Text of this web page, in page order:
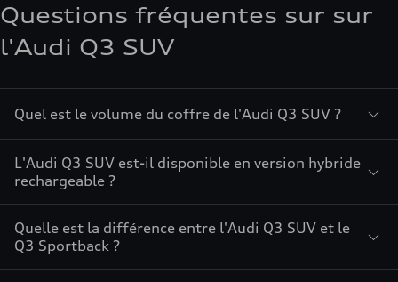
Questions fréquentes sur sur
l'Audi Q3 SUV
Quel est le volume du coffre de l'Audi Q3 SUV ?
L'Audi Q3 SUV est-il disponible en version hybride
rechargeable ?
Quelle est la différence entre l'Audi Q3 SUV et le
Q3 Sportback ?